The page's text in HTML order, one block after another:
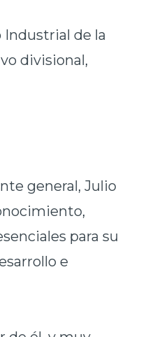
Industrial de la
divisional,
general, Julio
para su
e